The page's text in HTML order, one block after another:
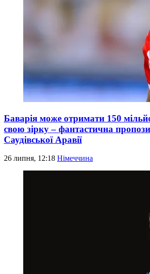
Баварія може отримати 150
свою зірку – фантастична
Саудівської Аравії
26 липня, 12:18 Німеччина